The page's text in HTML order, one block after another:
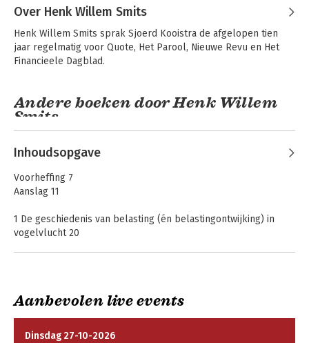
hier belasting
betaalt* *behalve
jij
hier belasting
jij
Over Henk Willem Smits
Henk Willem Smits sprak Sjoerd Kooistra de afgelopen tien
jaar regelmatig voor Quote, Het Parool, Nieuwe Revu en Het
Financieele Dagblad.
Andere boeken door Henk Willem
Smits
hier belasting
Inhoudsopgave
Voorheffing 7
Aanslag 11
1 De geschiedenis van belasting (én belastingontwijking) in
vogelvlucht 20
6 Waar een klein land groot in is 109
7 Sterrenslag 132
8 Belastingparadijs Nederland: crimineel goed 155
Aanbevolen live events
Dinsdag 27-10-2026